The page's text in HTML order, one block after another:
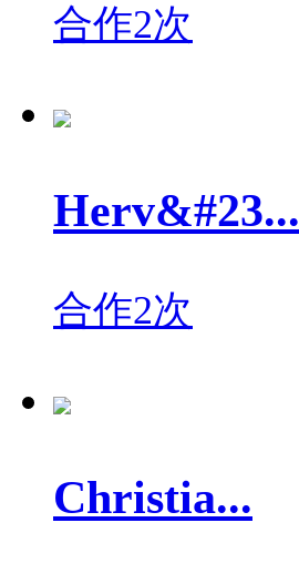
合作2次
Herv&#23...
合作2次
Christia...